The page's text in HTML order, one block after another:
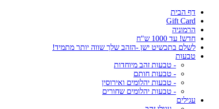
דף הבית
Gift Card
הרמוניה
חדש! עד 1000 ש"ח
לשלם בתכשיט ישן -הזהב שלך שווה יותר מתמיד!
טבעות
- טבעות זהב מיוחדות
- טבעות חותם
- טבעות יהלומים ואירוסין
- טבעות יהלומים שחורים
עגילים